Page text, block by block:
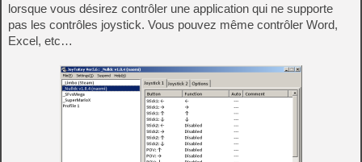
lorsque vous désirez contrôler une application qui ne supporte
pas les contrôles joystick. Vous pouvez même contrôler Word,
Excel, etc…